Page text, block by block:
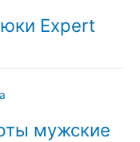
Expert
мужские